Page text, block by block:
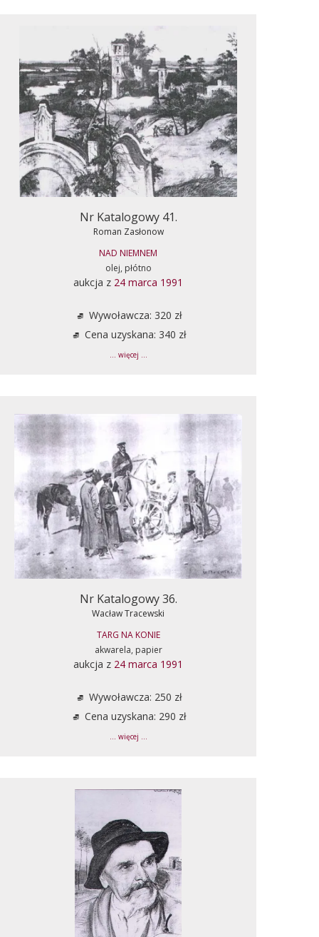
Nr Katalogowy 41.
Roman Zasłonow
NAD NIEMNEM
olej, płótno
aukcja z 24 marca 1991
Wywoławcza: 320 zł
Cena uzyskana: 340 zł
... więcej ...
Nr Katalogowy 36.
Wacław Tracewski
TARG NA KONIE
akwarela, papier
aukcja z 24 marca 1991
Wywoławcza: 250 zł
Cena uzyskana: 290 zł
... więcej ...